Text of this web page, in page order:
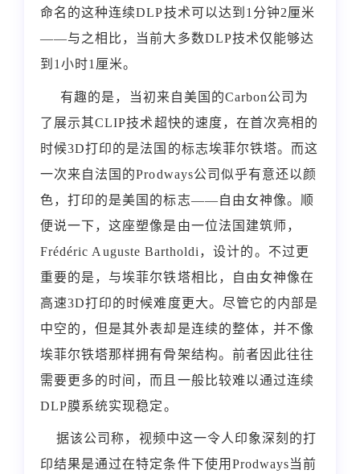
命名的这种连续DLP技术可以达到 1 分钟2厘米
——与之相比，当前大多数DLP技术仅能够达
到 1小时1 厘米。
有趣的是，当初来自美国的Carbon公司为
了展示其CLIP技术超快的速度，在首次亮相的
时候3D打印的是法国的标志埃菲尔铁塔。而这
一次来自法国的Prodways公司似乎有意还以颜
色，打印的是美国的标志——自由女神像。顺
便说一下，这座塑像是由一位法国建筑师，
Frédéric Auguste Bartholdi ，设计的。不过更
重要的是，与埃菲尔铁塔相比，自由女神像在
高速3D打印的时候难度更大。尽管它的内部是
中空的，但是其外表却是连续的整体，并不像
埃菲尔铁塔那样拥有骨架结构。前者因此往往
需要更多的时间，而且一般比较难以通过连续
DLP膜系统实现稳定。
据该公司称，视频中这一令人印象深刻的打
印结果是通过在特定条件下使用 Prodways当前